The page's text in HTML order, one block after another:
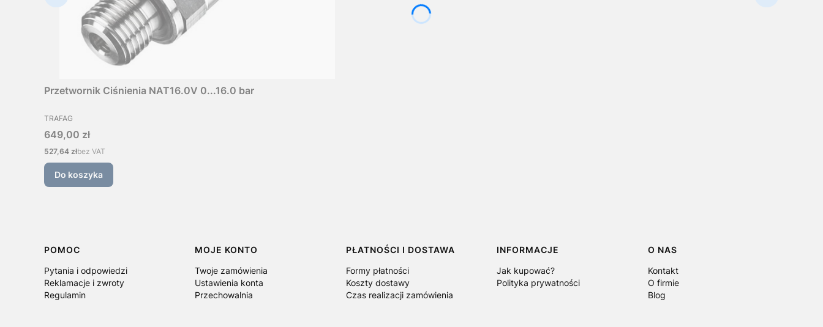
Przetwornik Ciśnienia NAT16.0V 0...16.0 bar
PRODUCENT
TRAFAG
Cena
649,00 zł
Cena
527,64 złbez VAT
Do koszyka
Linki w stopce
POMOC
Pytania i odpowiedzi
Reklamacje i zwroty
Regulamin
MOJE KONTO
Twoje zamówienia
Ustawienia konta
Przechowalnia
PŁATNOŚCI I DOSTAWA
Formy płatności
Koszty dostawy
Czas realizacji zamówienia
INFORMACJE
Jak kupować?
Polityka prywatności
O NAS
Kontakt
O firmie
Blog